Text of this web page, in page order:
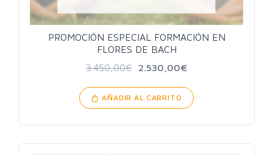
PROMOCIÓN ESPECIAL FORMACIÓN EN
FLORES DE BACH
3.450,00€ 2.530,00€
AÑADIR AL CARRITO